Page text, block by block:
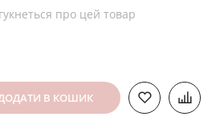
про цей товар
В КОШИК